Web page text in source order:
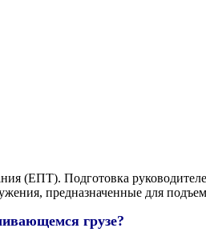
(ЕПТ). Подготовка
предназначенные для
грузе?